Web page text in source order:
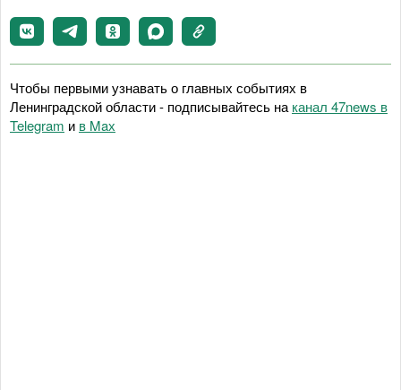
Чтобы первыми узнавать о главных событиях в
Ленинградской области - подписывайтесь на канал 47news в
Telegram и в Maх